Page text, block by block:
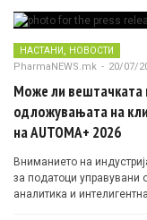
НАСТАНИ НОВОСТИ
PharmaNEWS.mk - 20/07/
Може ли вештачката
одложувањата на
на AUTOMA+ 2026
Вниманието на
за податоци управувани
аналитика и